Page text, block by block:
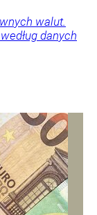
walut.
danych